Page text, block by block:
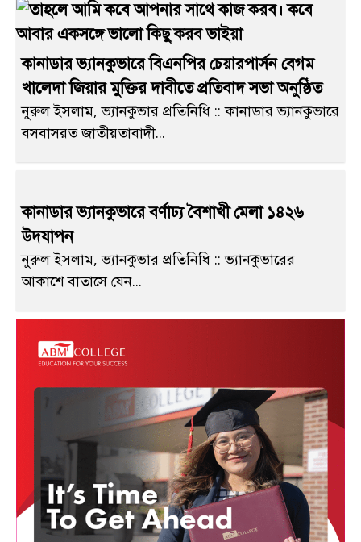
কানাডার ভ্যানকুভারে বিএনপির চেয়ারপার্সন বেগম
খালেদা জিয়ার মুক্তির দাবীতে প্রতিবাদ সভা অনুষ্ঠিত
নুরুল ইসলাম, ভ্যানকুভার প্রতিনিধি :: কানাডার ভ্যানকুভারে
বসবাসরত জাতীয়তাবাদী...
কানাডার ভ্যানকুভারে বর্ণাঢ্য বৈশাখী মেলা ১৪২৬
উদযাপন
নুরুল ইসলাম, ভ্যানকুভার প্রতিনিধি :: ভ্যানকুভারের
আকাশে বাতাসে যেন...